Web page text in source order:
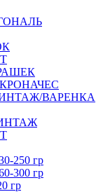
ВИНТАЖ/ВАРЕНКА
250 гр
300 гр
гр